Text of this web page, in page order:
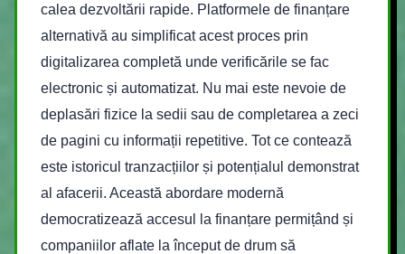
calea dezvoltării rapide. Platformele de finanțare
alternativă au simplificat acest proces prin
digitalizarea completă unde verificările se fac
electronic și automatizat. Nu mai este nevoie de
deplasări fizice la sedii sau de completarea a zeci
de pagini cu informații repetitive. Tot ce contează
este istoricul tranzacțiilor și potențialul demonstrat
al afacerii. Această abordare modernă
democratizează accesul la finanțare permițând și
companiilor aflate la început de drum să